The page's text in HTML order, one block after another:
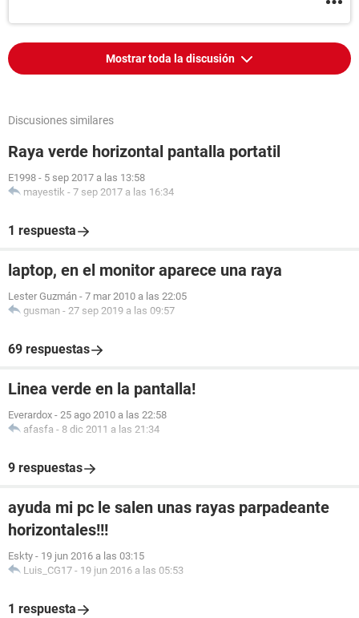
Mostrar toda la discusión
Discusiones similares
Raya verde horizontal pantalla portatil
E1998 - 5 sep 2017 a las 13:58
mayestik - 7 sep 2017 a las 16:34
1 respuesta
laptop, en el monitor aparece una raya
Lester Guzmán - 7 mar 2010 a las 22:05
gusman - 27 sep 2019 a las 09:57
69 respuestas
Linea verde en la pantalla!
Everardox - 25 ago 2010 a las 22:58
afasfa - 8 dic 2011 a las 21:34
9 respuestas
ayuda mi pc le salen unas rayas parpadeante
horizontales!!!
Eskty - 19 jun 2016 a las 03:15
Luis_CG17 - 19 jun 2016 a las 05:53
1 respuesta